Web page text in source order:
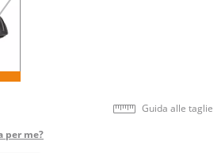
Guida alle taglie
per me?